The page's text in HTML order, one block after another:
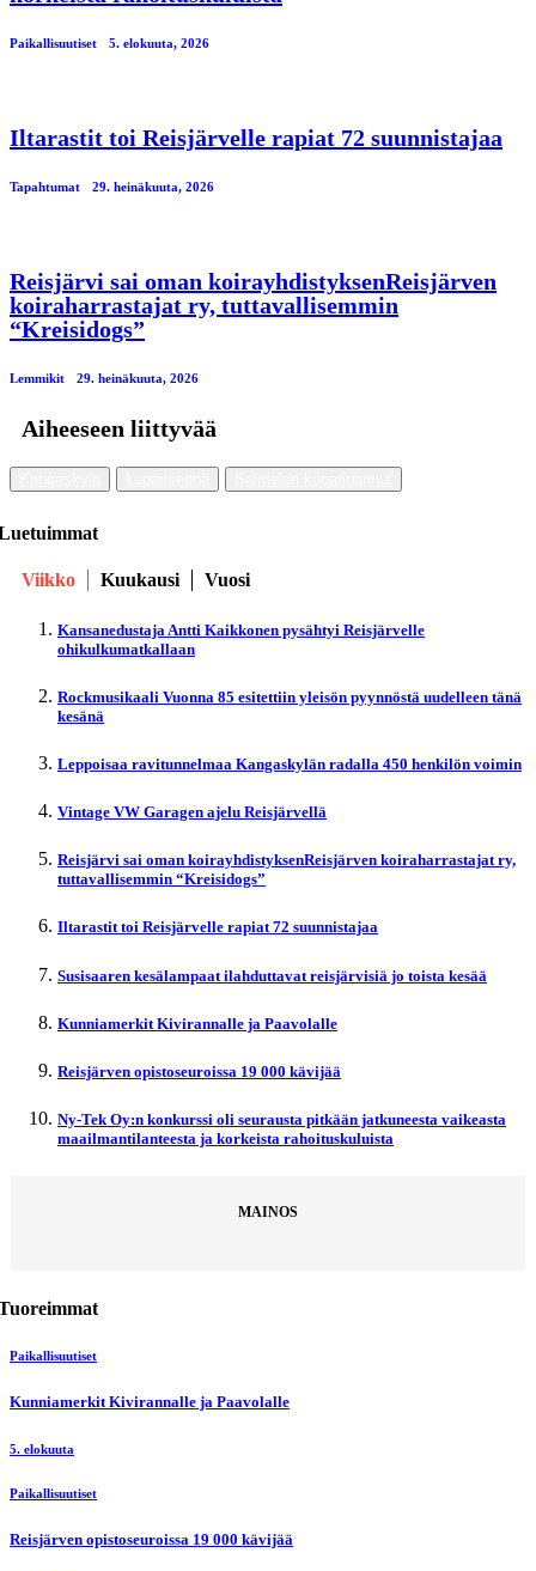
Paikallisuutiset 5. elokuuta, 2026
Iltarastit toi Reisjärvelle rapiat 72 suunnistajaa
Tapahtumat 29. heinäkuuta, 2026
Reisjärvi sai oman koirayhdistyksenReisjärven
koiraharrastajat ry, tuttavallisemmin
“Kreisidogs”
Lemmikit 29. heinäkuuta, 2026
Aiheeseen liittyvää
Viikko Kuukausi Vuosi
Kansanedustaja Antti Kaikkonen pysähtyi Reisjärvelle
ohikulkumatkallaan
Rockmusikaali Vuonna 85 esitettiin yleisön pyynnöstä uudelleen tänä
kesänä
Leppoisaa ravitunnelmaa Kangaskylän radalla 450 henkilön voimin
Vintage VW Garagen ajelu Reisjärvellä
Reisjärvi sai oman koirayhdistyksenReisjärven koiraharrastajat ry,
tuttavallisemmin “Kreisidogs”
Iltarastit toi Reisjärvelle rapiat 72 suunnistajaa
Susisaaren kesälampaat ilahduttavat reisjärvisiä jo toista kesää
Kunniamerkit Kivirannalle ja Paavolalle
Reisjärven opistoseuroissa 19 000 kävijää
Ny-Tek Oy:n konkurssi oli seurausta pitkään jatkuneesta vaikeasta
maailmantilanteesta ja korkeista rahoituskuluista
MAINOS
Paikallisuutiset
Kunniamerkit Kivirannalle ja Paavolalle
5. elokuuta
Paikallisuutiset
Reisjärven opistoseuroissa 19 000 kävijää